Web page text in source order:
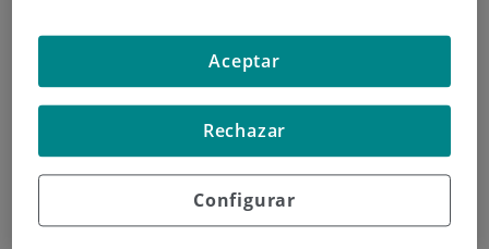
Configurar
Rechazar
Aceptar